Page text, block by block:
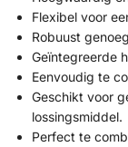
Flexibel voor
Robuust
Geïntegreerde
Eenvoudig te
Geschikt voor
lossingsmiddel.
Perfect te